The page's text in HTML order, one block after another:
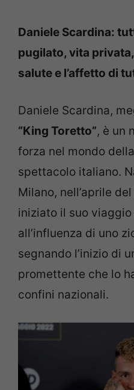
Daniele Scardina:
pugilato, vita
salute e l’affetto di
Daniele Scardina,
“King Toretto”, è un
forza nel mondo
spettacolo italiano.
Milano, nell’aprile
iniziato il suo
all’influenza di uno
segnando l’inizio di
promettente che lo
confini nazionali.